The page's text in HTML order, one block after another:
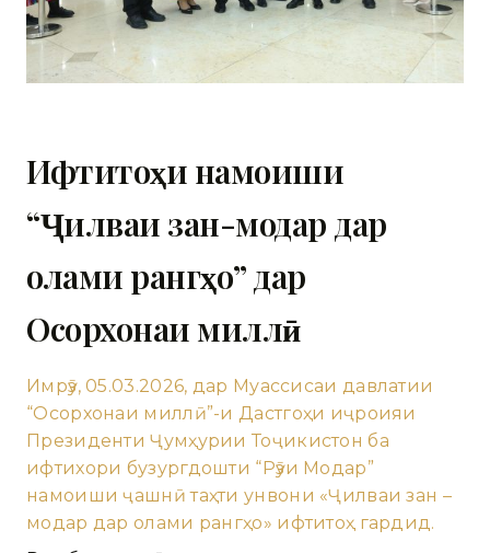
Ифтитоҳи намоиши
“Ҷилваи зан-модар дар
олами рангҳо” дар
Осорхонаи миллӣ
Имрӯз, 05.03.2026, дар Муассисаи давлатии
“Осорхонаи миллӣ”-и Дастгоҳи иҷроияи
Президенти Ҷумҳурии Тоҷикистон ба
ифтихори бузургдошти “Рӯзи Модар”
намоиши ҷашнӣ таҳти унвони «Ҷилваи зан –
модар дар олами рангҳо» ифтитоҳ гардид.